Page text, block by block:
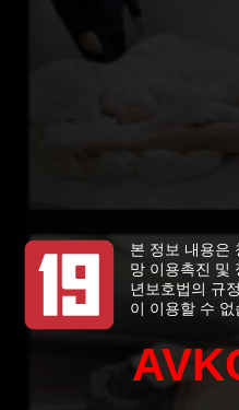
본 정보 내용은
망 이용촉진 및
년보호법의 규
이 이용할 수 없